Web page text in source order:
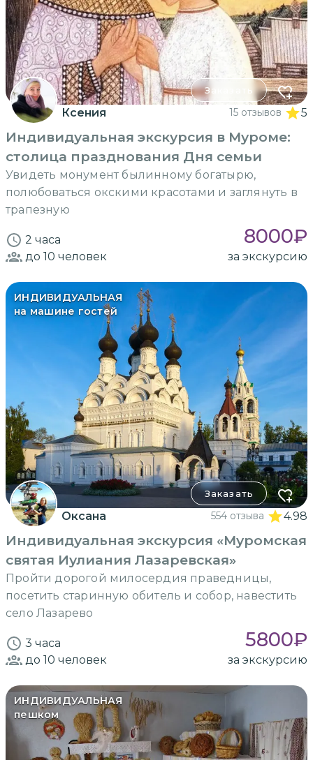
Заказать
Ксения 15 отзывов 5
Индивидуальная экскурсия в Муроме:
столица празднования Дня семьи
Увидеть монумент былинному богатырю,
полюбоваться окскими красотами и заглянуть в
трапезную
2 часа 8000₽
до 10 человек за экскурсию
ИНДИВИДУАЛЬНАЯ
на машине гостей
Заказать
Оксана 554 отзыва 4.98
Индивидуальная экскурсия «Муромская
святая Иулиания Лазаревская»
Пройти дорогой милосердия праведницы,
посетить старинную обитель и собор, навестить
село Лазарево
3 часа 5800₽
до 10 человек за экскурсию
ИНДИВИДУАЛЬНАЯ
пешком